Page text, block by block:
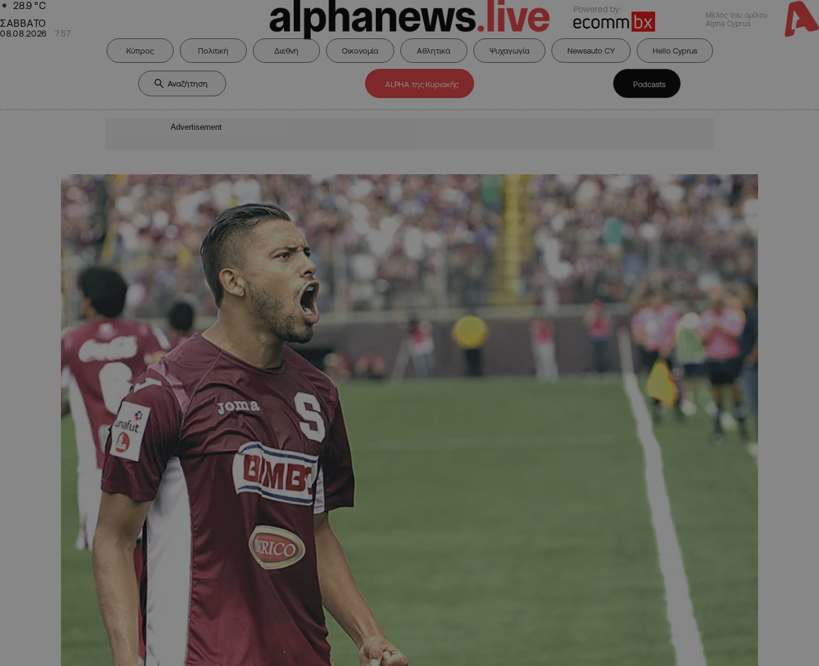
28.9 °C
ΣΑΒΒΑΤΟ
08.08.2026 7:57
Powered by:
Μέλος του ομίλου
Alpha Cyprus
Κύπρος Πολιτική Διεθνή Οικονομία Αθλητικά Ψυχαγωγία Newsauto CY Hello Cyprus
ALPHA της Κυριακής Podcasts
Advertisement